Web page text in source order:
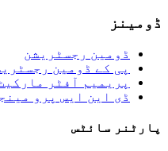
ڈومینز
ڈومین رجسٹریشن
پی کے ڈومین
پریمیم آفٹر
ڈی این ایس پرو
پارٹنر سائٹس